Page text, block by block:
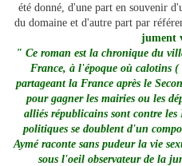
été donné, d'une part en souvenir
du domaine et d'autre part par
jument
" Ce roman est la chronique du
France, à l'époque où calotins
partageant la France après le
pour gagner les mairies ou les
alliés républicains sont contre
politiques se doublent d'un
Aymé raconte sans pudeur la vie
sous l'oeil observateur de la